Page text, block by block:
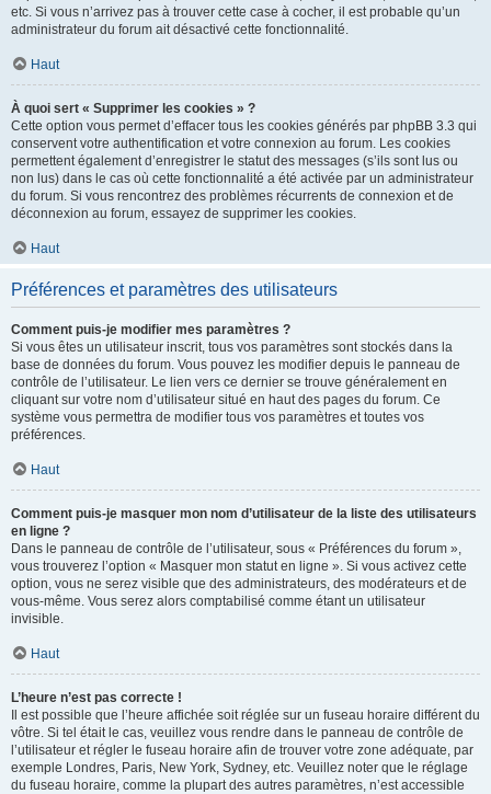
etc. Si vous n’arrivez pas à trouver cette case à cocher, il est probable qu’un
administrateur du forum ait désactivé cette fonctionnalité.
Haut
À quoi sert « Supprimer les cookies » ?
Cette option vous permet d’effacer tous les cookies générés par phpBB 3.3 qui
conservent votre authentification et votre connexion au forum. Les cookies
permettent également d’enregistrer le statut des messages (s’ils sont lus ou
non lus) dans le cas où cette fonctionnalité a été activée par un administrateur
du forum. Si vous rencontrez des problèmes récurrents de connexion et de
déconnexion au forum, essayez de supprimer les cookies.
Haut
Préférences et paramètres des utilisateurs
Comment puis-je modifier mes paramètres ?
Si vous êtes un utilisateur inscrit, tous vos paramètres sont stockés dans la
base de données du forum. Vous pouvez les modifier depuis le panneau de
contrôle de l’utilisateur. Le lien vers ce dernier se trouve généralement en
cliquant sur votre nom d’utilisateur situé en haut des pages du forum. Ce
système vous permettra de modifier tous vos paramètres et toutes vos
préférences.
Haut
Comment puis-je masquer mon nom d’utilisateur de la liste des utilisateurs
en ligne ?
Dans le panneau de contrôle de l’utilisateur, sous « Préférences du forum »,
vous trouverez l’option « Masquer mon statut en ligne ». Si vous activez cette
option, vous ne serez visible que des administrateurs, des modérateurs et de
vous-même. Vous serez alors comptabilisé comme étant un utilisateur
invisible.
Haut
L’heure n’est pas correcte !
Il est possible que l’heure affichée soit réglée sur un fuseau horaire différent du
vôtre. Si tel était le cas, veuillez vous rendre dans le panneau de contrôle de
l’utilisateur et régler le fuseau horaire afin de trouver votre zone adéquate, par
exemple Londres, Paris, New York, Sydney, etc. Veuillez noter que le réglage
du fuseau horaire, comme la plupart des autres paramètres, n’est accessible